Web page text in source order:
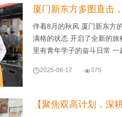
厦门新东方多图直击
伴着8月的秋风 厦门新东方
满格的状态 开启了全新的
里有青年学子的奋斗日常
2025-08-17 375
【聚焦双高计划，深